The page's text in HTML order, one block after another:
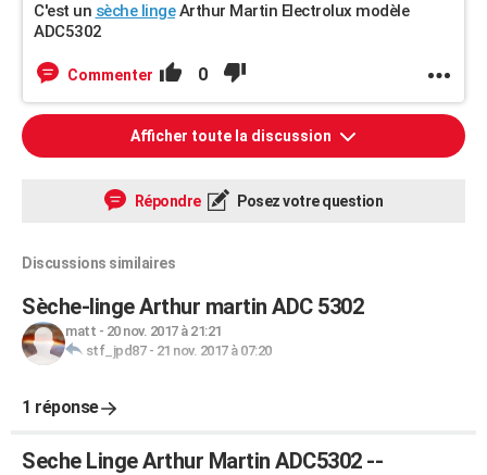
C'est un sèche lingeArthur Martin Electrolux modèle
ADC5302
Commenter 0
Afficher toute la discussion
Répondre Posez votre question
Discussions similaires
Sèche-linge Arthur martin ADC 5302
matt - 20 nov. 2017 à 21:21
stf_jpd87- 21 nov. 2017 à 07:20
1 réponse
Seche Linge Arthur Martin ADC5302 --